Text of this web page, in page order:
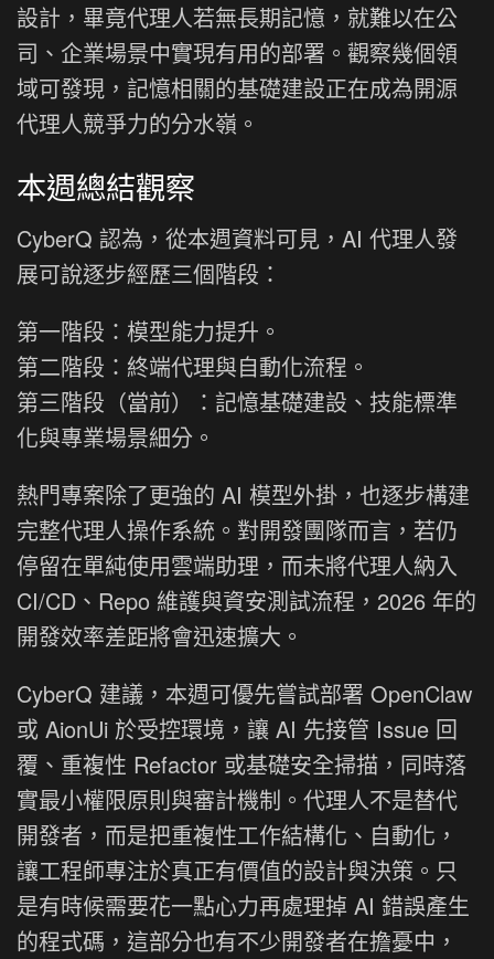
設計，畢竟代理人若無長期記憶，就難以在公
司、企業場景中實現有用的部署。觀察幾個領
域可發現，記憶相關的基礎建設正在成為開源
代理人競爭力的分水嶺。
本週總結觀察
CyberQ 認為，從本週資料可見，AI 代理人發
展可說逐步經歷三個階段：
第一階段：模型能力提升。
第二階段：終端代理與自動化流程。
第三階段（當前）：記憶基礎建設、技能標準
化與專業場景細分。
熱門專案除了更強的 AI 模型外掛，也逐步構建
完整代理人操作系統。對開發團隊而言，若仍
停留在單純使用雲端助理，而未將代理人納入
CI/CD、Repo 維護與資安測試流程，2026 年的
開發效率差距將會迅速擴大。
CyberQ 建議，本週可優先嘗試部署 OpenClaw
或 AionUi 於受控環境，讓 AI 先接管 Issue 回
覆、重複性 Refactor 或基礎安全掃描，同時落
實最小權限原則與審計機制。代理人不是替代
開發者，而是把重複性工作結構化、自動化，
讓工程師專注於真正有價值的設計與決策。只
是有時候需要花一點心力再處理掉 AI 錯誤產生
的程式碼，這部分也有不少開發者在擔憂中，